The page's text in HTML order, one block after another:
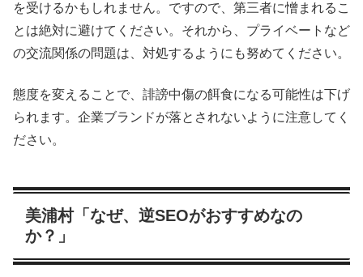
を受けるかもしれません。ですので、第三者に憎まれるこ
とは絶対に避けてください。それから、プライベートなど
の交流関係の問題は、対処するようにも努めてください。
態度を変えることで、誹謗中傷の餌食になる可能性は下げ
られます。企業ブランドが落とされないように注意してく
ださい。
美浦村「なぜ、逆SEOがおすすめなの
か？」